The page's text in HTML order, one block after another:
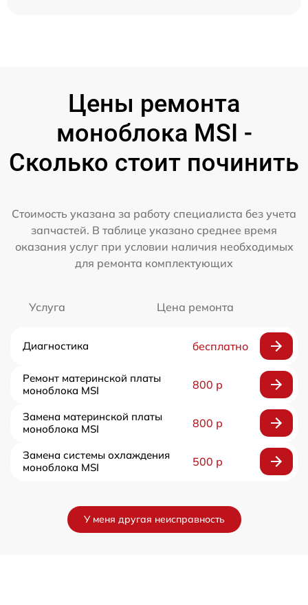
Цены ремонта
моноблока MSI -
Сколько стоит починить
Стоимость указана за работу специалиста без учета
запчастей. В таблице указано среднее время
оказания услуг при условии наличия необходимых
для ремонта комплектующих
Услуга Цена ремонта
Диагностика бесплатно
Ремонт материнской платы
моноблока MSI
800 р
Замена материнской платы
моноблока MSI
800 р
Замена системы охлаждения
моноблока MSI
500 р
У меня другая неисправность